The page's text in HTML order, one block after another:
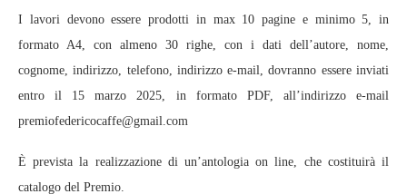
I lavori devono essere prodotti in max 10 pagine e minimo 5, in
formato A4, con almeno 30 righe, con i dati dell’autore, nome,
cognome, indirizzo, telefono, indirizzo e-mail, dovranno essere inviati
entro il 15 marzo 2025, in formato PDF, all’indirizzo e-mail
premiofedericocaffe@gmail.com
È prevista la realizzazione di un’antologia on line, che costituirà il
catalogo del Premio.